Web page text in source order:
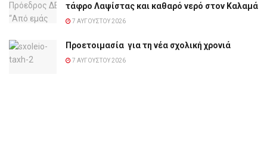
τάφρο Λαψίστας και καθαρό νερό στον Καλαμά
7 ΑΥΓΟΎΣΤΟΥ 2026
Προετοιμασία για τη νέα σχολική χρονιά
7 ΑΥΓΟΎΣΤΟΥ 2026